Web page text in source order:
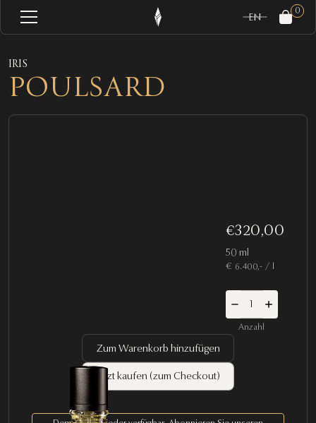
EN
0
IRIS
POULSARD
€320,00
50 ml
€ 6.400,- / l
Anzahl
Zum Warenkorb hinzufügen
Jetzt kaufen (zum Checkout)